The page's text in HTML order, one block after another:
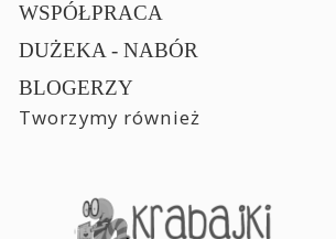
WSPÓŁPRACA
DUŻEKA - NABÓR
BLOGERZY
Tworzymy również